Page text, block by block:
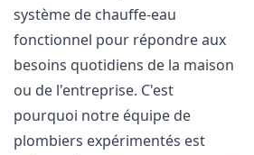
système de chauffe-eau
fonctionnel pour répondre aux
besoins quotidiens de la maison
ou de l'entreprise. C'est
pourquoi notre équipe de
plombiers expérimentés est